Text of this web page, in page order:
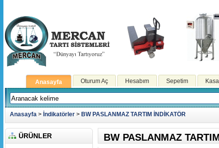
Anasayfa Oturum Aç Hesabım Sepetim
Anasayfa > İndikatörler > BW PASLANMAZ TARTIM İNDİKATÖR
ÜRÜNLER BW PASLANMAZ